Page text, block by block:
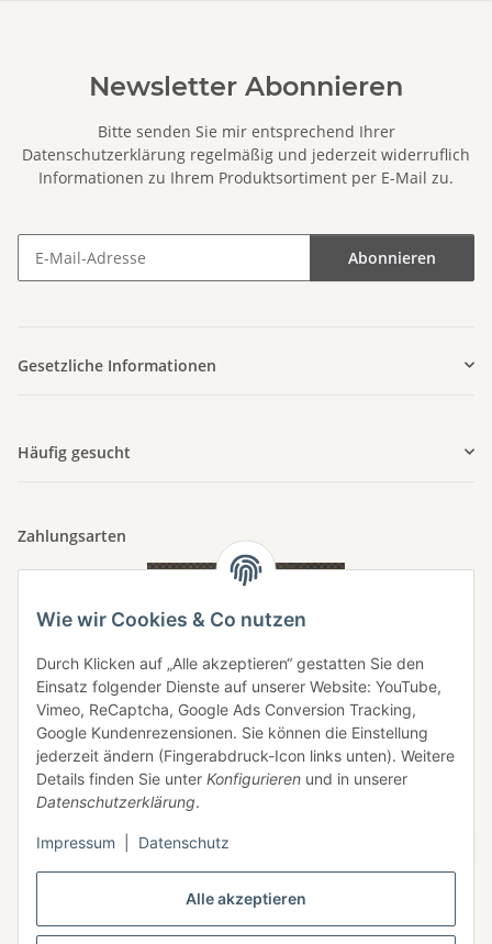
Alle akzeptieren
Wie wir Cookies & Co nutzen
Durch Klicken auf „Alle akzeptieren“ gestatten Sie den
Einsatz folgender Dienste auf unserer Website: YouTube,
Vimeo, ReCaptcha, Google Ads Conversion Tracking,
Google Kundenrezensionen. Sie können die Einstellung
jederzeit ändern (Fingerabdruck-Icon links unten). Weitere
Details finden Sie unter Konfigurieren und in unserer
Datenschutzerklärung.
Impressum Datenschutz
Newsletter Abonnieren
Bitte senden Sie mir entsprechend Ihrer
Datenschutzerklärung regelmäßig und jederzeit widerruflich
Informationen zu Ihrem Produktsortiment per E-Mail zu.
Abonnieren
Gesetzliche Informationen
Häufig gesucht
Zahlungsarten
Vertrag widerrufen
* Alle Preise inkl. gesetzlicher USt. - Der Mindestbestellwert beträgt 5,00 €,
zzgl.Versand